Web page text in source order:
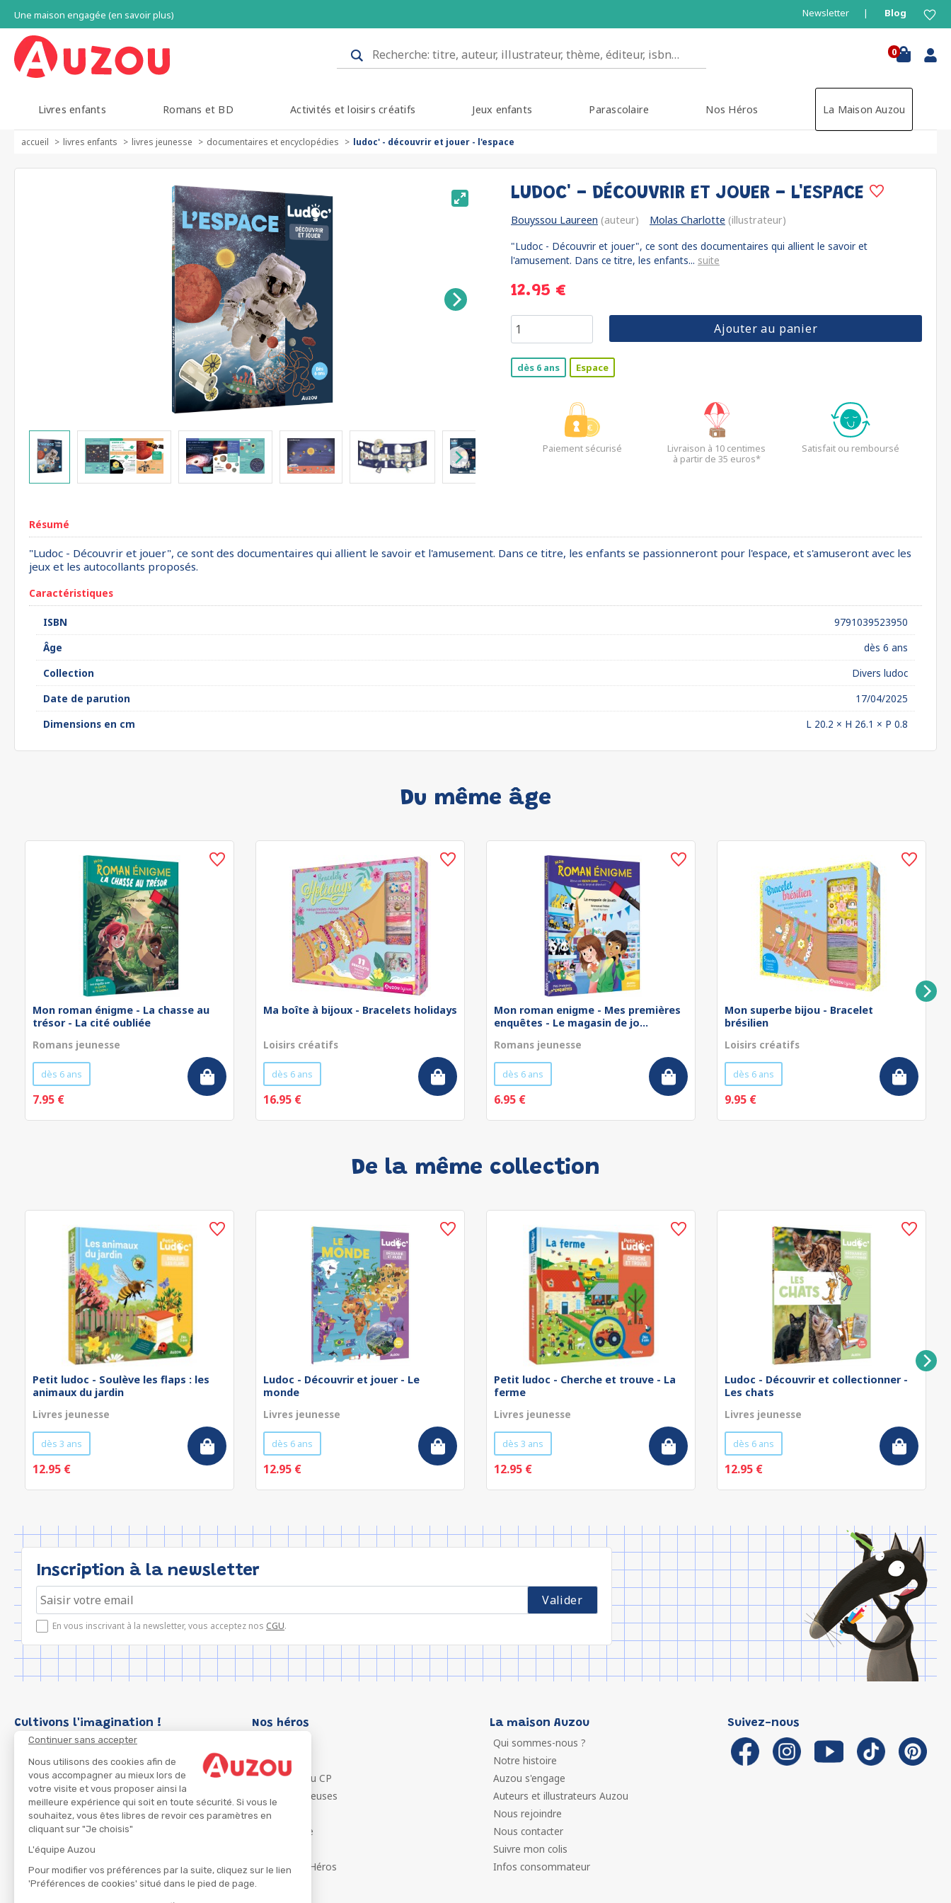
Continuer sans accepter
Nous utilisons des cookies afin de
vous accompagner au mieux lors de
votre visite et vous proposer ainsi la
meilleure expérience qui soit en toute sécurité. Si vous le
souhaitez, vous êtes libres de revoir ces paramètres en
cliquant sur "Je choisis"
L'équipe Auzou
Pour modifier vos préférences par la suite, cliquez sur le lien
'Préférences de cookies' situé dans le pied de page.
Une maison engagée (en savoir plus) Newsletter Blog
0
Livres enfants Romans et BD Activités et loisirs créatifs Jeux enfants Parascolaire Nos Héros La Maison Auzou
accueil livres enfants livres jeunesse documentaires et encyclopédies ludoc' - découvrir et jouer - l'espace
LUDOC' - DÉCOUVRIR ET JOUER - L'ESPACE
Bouyssou Laureen (auteur) Molas Charlotte (illustrateur)
"Ludoc - Découvrir et jouer", ce sont des documentaires qui allient le savoir et
l'amusement. Dans ce titre, les enfants... suite
12.95 €
Ajouter au panier
dès 6 ans Espace
Paiement sécurisé
Livraison à 10 centimes
à partir de 35 euros*
Satisfait ou remboursé
Résumé
"Ludoc - Découvrir et jouer", ce sont des documentaires qui allient le savoir et l'amusement. Dans ce titre, les enfants se passionneront pour l'espace, et s'amuseront avec les
jeux et les autocollants proposés.
Caractéristiques
ISBN
9791039523950
Âge
dès 6 ans
Collection
Divers ludoc
Date de parution
17/04/2025
Dimensions en cm
L 20.2 × H 26.1 × P 0.8
Du même âge
Mon roman énigme - La chasse au
trésor - La cité oubliée
Romans jeunesse
dès 6 ans
7.95 €
Ma boîte à bijoux - Bracelets holidays
Loisirs créatifs
dès 6 ans
16.95 €
Mon roman enigme - Mes premières
enquêtes - Le magasin de jo...
Romans jeunesse
dès 6 ans
6.95 €
Mon superbe bijou - Bracelet
brésilien
Loisirs créatifs
dès 6 ans
9.95 €
De la même collection
Petit ludoc - Soulève les flaps : les
animaux du jardin
Livres jeunesse
dès 3 ans
12.95 €
Ludoc - Découvrir et jouer - Le
monde
Livres jeunesse
dès 6 ans
12.95 €
Petit ludoc - Cherche et trouve - La
ferme
Livres jeunesse
dès 3 ans
12.95 €
Ludoc - Découvrir et collectionner -
Les chats
Livres jeunesse
dès 6 ans
12.95 €
Inscription à la newsletter
En vous inscrivant à la newsletter, vous acceptez nos CGU.
Cultivons l'imagination ! Nos héros
P'tit Loup
Les Héros du CP
Les Influenceuses
Migali
Petite Taupe
Ma Boîte à Héros
La maison Auzou
Qui sommes-nous ?
Notre histoire
Auzou s'engage
Auteurs et illustrateurs Auzou
Nous rejoindre
Nous contacter
Suivre mon colis
Infos consommateur
Suivez-nous